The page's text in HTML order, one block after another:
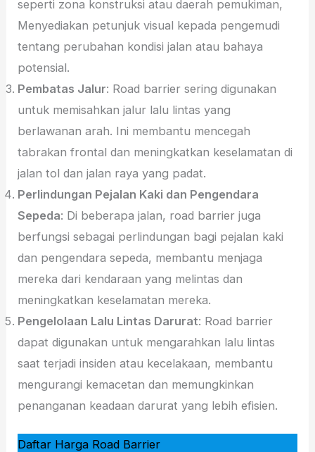
seperti zona konstruksi atau daerah pemukiman,
Menyediakan petunjuk visual kepada pengemudi
tentang perubahan kondisi jalan atau bahaya
potensial.
Pembatas Jalur: Road barrier sering digunakan
untuk memisahkan jalur lalu lintas yang
berlawanan arah. Ini membantu mencegah
tabrakan frontal dan meningkatkan keselamatan di
jalan tol dan jalan raya yang padat.
Perlindungan Pejalan Kaki dan Pengendara
Sepeda: Di beberapa jalan, road barrier juga
berfungsi sebagai perlindungan bagi pejalan kaki
dan pengendara sepeda, membantu menjaga
mereka dari kendaraan yang melintas dan
meningkatkan keselamatan mereka.
Pengelolaan Lalu Lintas Darurat: Road barrier
dapat digunakan untuk mengarahkan lalu lintas
saat terjadi insiden atau kecelakaan, membantu
mengurangi kemacetan dan memungkinkan
penanganan keadaan darurat yang lebih efisien.
Daftar Harga Road Barrier